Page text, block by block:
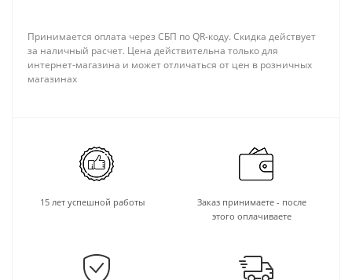
Принимается оплата через СБП по QR-коду. Скидка действует
за наличный расчет. Цена действительна только для
интернет-магазина и может отличаться от цен в розничных
магазинах
15 лет успешной работы
Заказ принимаете - после
этого оплачиваете